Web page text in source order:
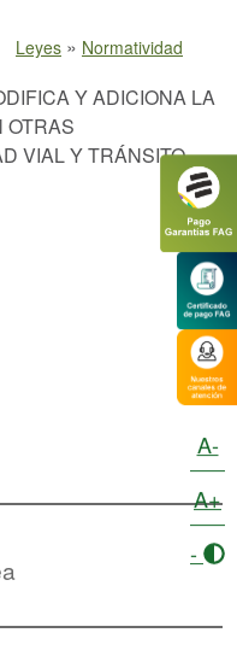
Leyes » Normatividad
Y ADICIONA LA
OTRAS
VIAL Y TRÁNSITO
A-
A+
-